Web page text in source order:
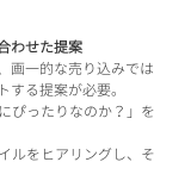
わせた提案
画一的な売り込みでは
る提案が必要。
ぴったりなのか？」を
ルをヒアリングし、そ